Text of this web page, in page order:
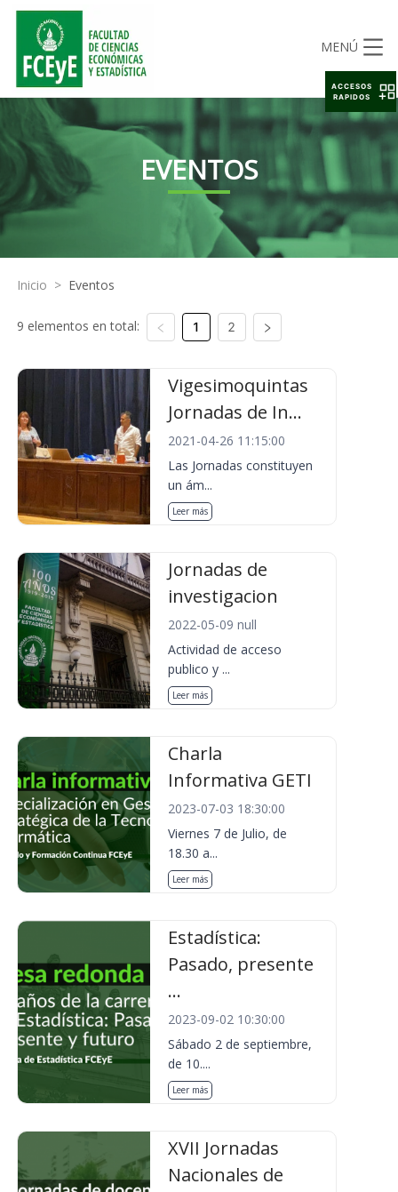
MENÚ
EVENTOS
Inicio > Eventos
9 elementos en total: 1 2
Vigesimoquintas
Jornadas de In...
2021-04-26 11:15:00
Las Jornadas constituyen
un ám...
Leer más
Jornadas de
investigacion
2022-05-09 null
Actividad de acceso
publico y ...
Leer más
Charla
Informativa GETI
2023-07-03 18:30:00
Viernes 7 de Julio, de
18.30 a...
Leer más
Estadística:
Pasado, presente
...
2023-09-02 10:30:00
Sábado 2 de septiembre,
de 10....
Leer más
XVII Jornadas
Nacionales de
ACCESOS
RAPIDOS